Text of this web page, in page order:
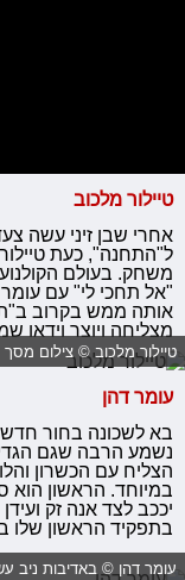
טיילור מלכוב
אחרי שבן זיני עשה
ל"התחנה", כעת
משחק. בעולם
"אל תחכי לי" עם
אותה ממש בקרוב
מצליחה ויוצר וידאו
טיילור מלכוב © צילום
עומר דהן
נשמע הרבה שגם
הצליח עם הכשרון
במיוחד. הראשון הוא
יככב לצד אנה זק
בתפקיד הראשון שלו
עומר דהן © באדיבות ניב